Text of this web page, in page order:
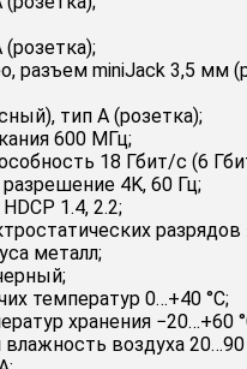
(розетка);
разъем miniJack 3,5 мм
тип A (розетка);
600 МГц;
18 Гбит/с (6
4K, 60 Гц;
1.4, 2.2;
металл;
температур 0…+40 °C;
хранения −20…+60
воздуха